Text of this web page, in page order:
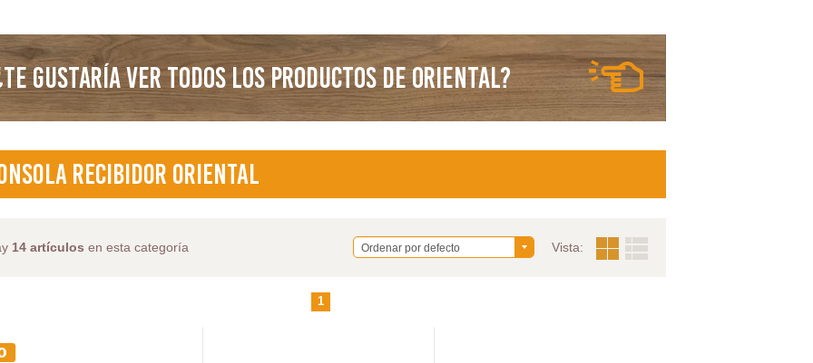
GUSTARÍA VER TODOS LOS PRODUCTOS DE Oriental?
Recibidor Oriental
14 artículos en esta categoría Ordenar por defecto Vista:
1